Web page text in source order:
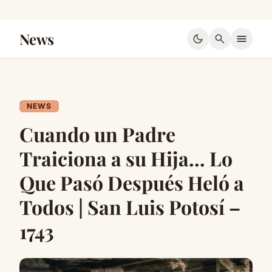
News dark_mode search menu
NEWS
Cuando un Padre
Traiciona a su Hija… Lo
Que Pasó Después Heló a
Todos | San Luis Potosí –
1743